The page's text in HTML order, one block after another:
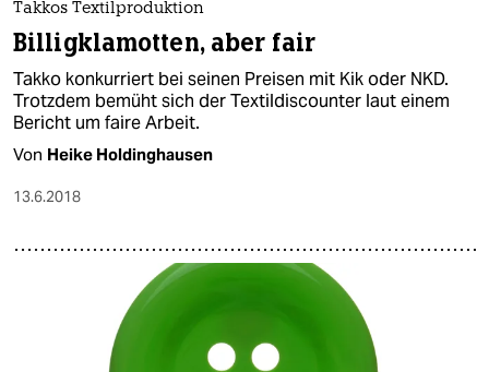
Takkos Textilproduktion
Billigklamotten, aber fair
Takko konkurriert bei seinen Preisen mit Kik oder NKD.
Trotzdem bemüht sich der Textildiscounter laut einem
Bericht um faire Arbeit.
Von Heike Holdinghausen
13.6.2018